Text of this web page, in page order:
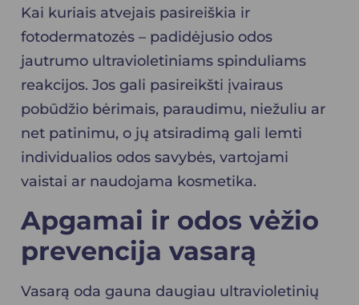
Kai kuriais atvejais pasireiškia ir
fotodermatozės – padidėjusio odos
jautrumo ultravioletiniams spinduliams
reakcijos. Jos gali pasireikšti įvairaus
pobūdžio bėrimais, paraudimu, niežuliu ar
net patinimu, o jų atsiradimą gali lemti
individualios odos savybės, vartojami
vaistai ar naudojama kosmetika.
Apgamai ir odos vėžio
prevencija vasarą
Vasarą oda gauna daugiau ultravioletinių